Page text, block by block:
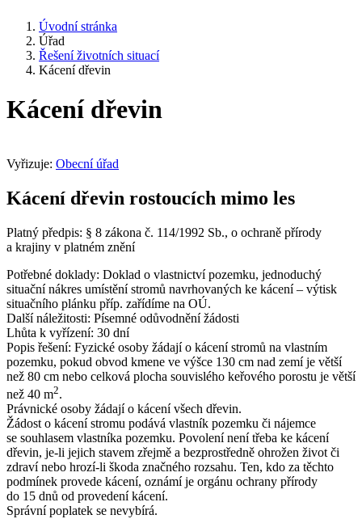
Úvodní stránka
Úřad
Řešení životních situací
Kácení dřevin
Kácení dřevin
Vyřizuje: Obecní úřad
Kácení dřevin rostoucích mimo les
Platný předpis: § 8 zákona č. 114/1992 Sb., o ochraně přírody
a krajiny v platném znění
Potřebné doklady: Doklad o vlastnictví pozemku, jednoduchý
situační nákres umístění stromů navrhovaných ke kácení – výtisk
situačního plánku příp. zařídíme na OÚ.
Další náležitosti: Písemné odůvodnění žádosti
Lhůta k vyřízení: 30 dní
Popis řešení: Fyzické osoby žádají o kácení stromů na vlastním
pozemku, pokud obvod kmene ve výšce 130 cm nad zemí je větší
než 80 cm nebo celková plocha souvislého keřového porostu je větší
než 40 m2.
Právnické osoby žádají o kácení všech dřevin.
Žádost o kácení stromu podává vlastník pozemku či nájemce
se souhlasem vlastníka pozemku. Povolení není třeba ke kácení
dřevin, je-li jejich stavem zřejmě a bezprostředně ohrožen život či
zdraví nebo hrozí-li škoda značného rozsahu. Ten, kdo za těchto
podmínek provede kácení, oznámí je orgánu ochrany přírody
do 15 dnů od provedení kácení.
Správní poplatek se nevybírá.